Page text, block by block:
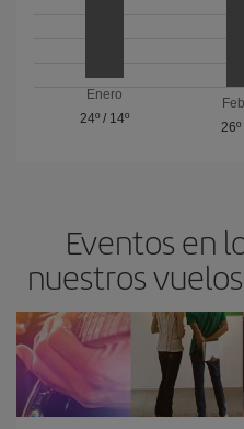
Enero
24º/ 14º
26º
Eventos en
nuestros